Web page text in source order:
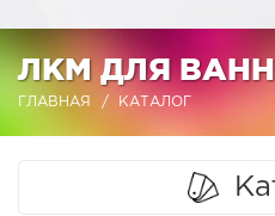
ЛКМ ДЛЯ
ГЛАВНАЯ КАТАЛОГ